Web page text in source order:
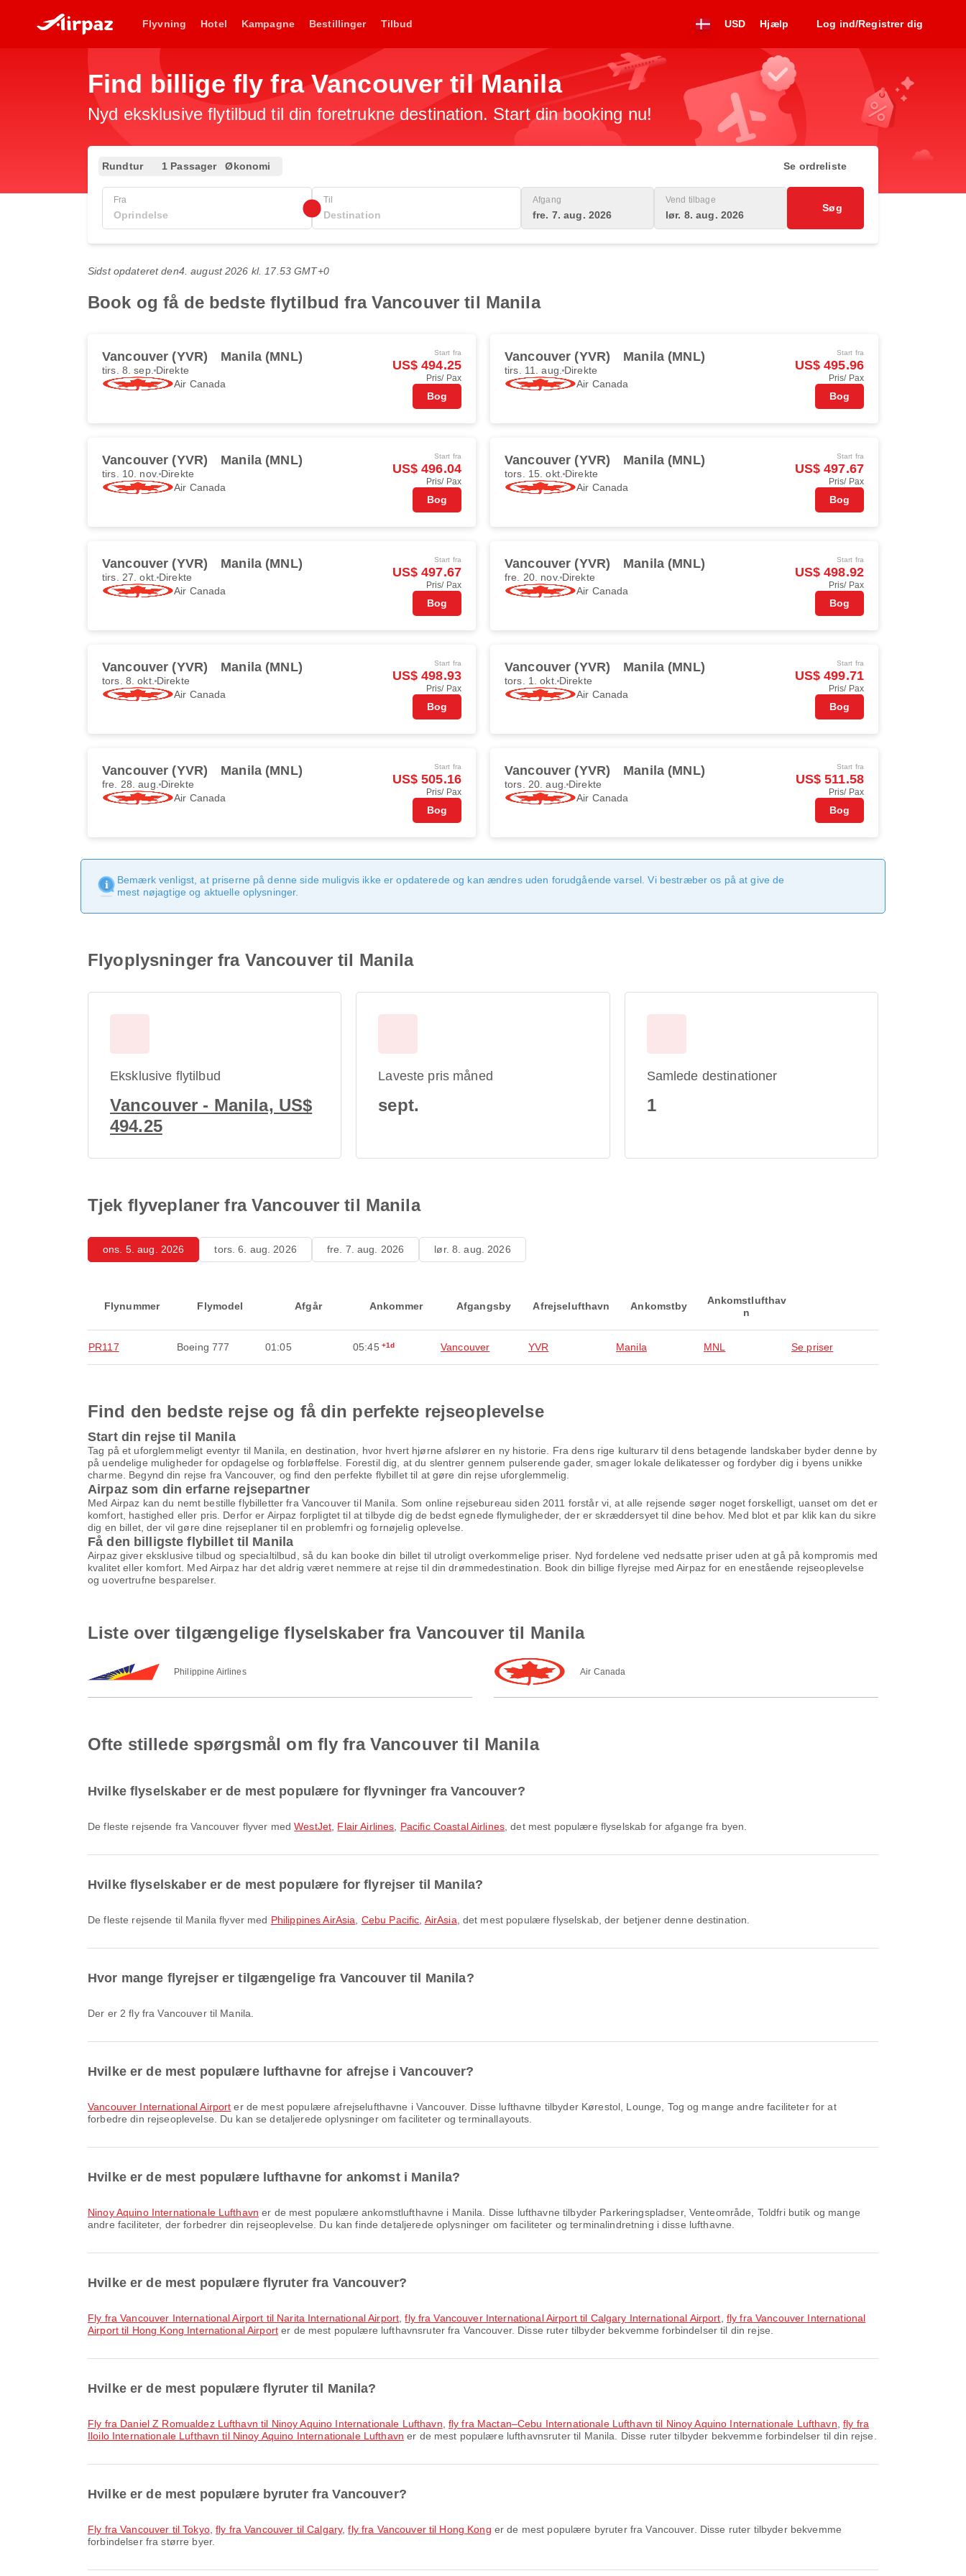
Flyvning Hotel Kampagne Bestillinger Tilbud USD Hjælp Log ind/Registrer dig
Find billige fly fra Vancouver til Manila
Nyd eksklusive flytilbud til din foretrukne destination. Start din booking nu!
Rundtur 1 Passager Økonomi Se ordreliste
Fra Til Afgang
fre. 7. aug. 2026
Vend tilbage
lør. 8. aug. 2026
Søg
Sidst opdateret den4. august 2026 kl. 17.53 GMT+0
Book og få de bedste flytilbud fra Vancouver til Manila
Vancouver (YVR) Manila (MNL)
tirs. 8. sep. Direkte
Air Canada
Start fra
US$ 494.25
Pris/ Pax
Bog
Vancouver (YVR) Manila (MNL)
tirs. 11. aug. Direkte
Air Canada
Start fra
US$ 495.96
Pris/ Pax
Bog
Vancouver (YVR) Manila (MNL)
tirs. 10. nov. Direkte
Air Canada
Start fra
US$ 496.04
Pris/ Pax
Bog
Vancouver (YVR) Manila (MNL)
tors. 15. okt. Direkte
Air Canada
Start fra
US$ 497.67
Pris/ Pax
Bog
Vancouver (YVR) Manila (MNL)
tirs. 27. okt. Direkte
Air Canada
Start fra
US$ 497.67
Pris/ Pax
Bog
Vancouver (YVR) Manila (MNL)
fre. 20. nov. Direkte
Air Canada
Start fra
US$ 498.92
Pris/ Pax
Bog
Vancouver (YVR) Manila (MNL)
tors. 8. okt. Direkte
Air Canada
Start fra
US$ 498.93
Pris/ Pax
Bog
Vancouver (YVR) Manila (MNL)
tors. 1. okt. Direkte
Air Canada
Start fra
US$ 499.71
Pris/ Pax
Bog
Vancouver (YVR) Manila (MNL)
fre. 28. aug. Direkte
Air Canada
Start fra
US$ 505.16
Pris/ Pax
Bog
Vancouver (YVR) Manila (MNL)
tors. 20. aug. Direkte
Air Canada
Start fra
US$ 511.58
Pris/ Pax
Bog
Bemærk venligst, at priserne på denne side muligvis ikke er opdaterede og kan ændres uden forudgående varsel. Vi bestræber os på at give de
mest nøjagtige og aktuelle oplysninger.
Flyoplysninger fra Vancouver til Manila
Eksklusive flytilbud
Vancouver - Manila, US$
494.25
Laveste pris måned
sept.
Samlede destinationer
1
Tjek flyveplaner fra Vancouver til Manila
ons. 5. aug. 2026 tors. 6. aug. 2026 fre. 7. aug. 2026 lør. 8. aug. 2026
Flynummer Flymodel Afgår Ankommer Afgangsby Afrejselufthavn Ankomstby
Ankomstlufthav
n
PR117 Boeing 777 01:05 05:45 +1d Vancouver YVR Manila MNL Se priser
Find den bedste rejse og få din perfekte rejseoplevelse
Start din rejse til Manila
Tag på et uforglemmeligt eventyr til Manila, en destination, hvor hvert hjørne afslører en ny historie. Fra dens rige kulturarv til dens betagende landskaber byder denne by
på uendelige muligheder for opdagelse og forbløffelse. Forestil dig, at du slentrer gennem pulserende gader, smager lokale delikatesser og fordyber dig i byens unikke
charme. Begynd din rejse fra Vancouver, og find den perfekte flybillet til at gøre din rejse uforglemmelig.
Airpaz som din erfarne rejsepartner
Med Airpaz kan du nemt bestille flybilletter fra Vancouver til Manila. Som online rejsebureau siden 2011 forstår vi, at alle rejsende søger noget forskelligt, uanset om det er
komfort, hastighed eller pris. Derfor er Airpaz forpligtet til at tilbyde dig de bedst egnede flymuligheder, der er skræddersyet til dine behov. Med blot et par klik kan du sikre
dig en billet, der vil gøre dine rejseplaner til en problemfri og fornøjelig oplevelse.
Få den billigste flybillet til Manila
Airpaz giver eksklusive tilbud og specialtilbud, så du kan booke din billet til utroligt overkommelige priser. Nyd fordelene ved nedsatte priser uden at gå på kompromis med
kvalitet eller komfort. Med Airpaz har det aldrig været nemmere at rejse til din drømmedestination. Book din billige flyrejse med Airpaz for en enestående rejseoplevelse
og uovertrufne besparelser.
Liste over tilgængelige flyselskaber fra Vancouver til Manila
Philippine Airlines Air Canada
Ofte stillede spørgsmål om fly fra Vancouver til Manila
Hvilke flyselskaber er de mest populære for flyvninger fra Vancouver?
De fleste rejsende fra Vancouver flyver medWestJet Flair Airlines Pacific Coastal Airlines , det mest populære flyselskab for afgange fra byen.
Hvilke flyselskaber er de mest populære for flyrejser til Manila?
De fleste rejsende til Manila flyver med Philippines AirAsia Cebu Pacific AirAsia , det mest populære flyselskab, der betjener denne destination.
Hvor mange flyrejser er tilgængelige fra Vancouver til Manila?
Der er 2 fly fra Vancouver til Manila.
Hvilke er de mest populære lufthavne for afrejse i Vancouver?
Vancouver International Airport er de mest populære afrejselufthavne i Vancouver. Disse lufthavne tilbyder Kørestol, Lounge, Tog og mange andre faciliteter for at
forbedre din rejseoplevelse. Du kan se detaljerede oplysninger om faciliteter og terminallayouts.
Hvilke er de mest populære lufthavne for ankomst i Manila?
Ninoy Aquino Internationale Lufthavn er de mest populære ankomstlufthavne i Manila. Disse lufthavne tilbyder Parkeringspladser, Venteområde, Toldfri butik og mange
andre faciliteter, der forbedrer din rejseoplevelse. Du kan finde detaljerede oplysninger om faciliteter og terminalindretning i disse lufthavne.
Hvilke er de mest populære flyruter fra Vancouver?
fly fra Vancouver International Airport til Narita International Airport ,fly fra Vancouver International Airport til Calgary International Airport fly fra Vancouver International
Airport til Hong Kong International Airport er de mest populære lufthavnsruter fra Vancouver. Disse ruter tilbyder bekvemme forbindelser til din rejse.
Hvilke er de mest populære flyruter til Manila?
fly fra Daniel Z Romualdez Lufthavn til Ninoy Aquino Internationale Lufthavn fly fra Mactan–Cebu Internationale Lufthavn til Ninoy Aquino Internationale Lufthavn fly fra
Iloilo Internationale Lufthavn til Ninoy Aquino Internationale Lufthavn er de mest populære lufthavnsruter til Manila. Disse ruter tilbyder bekvemme forbindelser til din rejse.
Hvilke er de mest populære byruter fra Vancouver?
fly fra Vancouver til Tokyo,fly fra Vancouver til Calgary,fly fra Vancouver til Hong Kong er de mest populære byruter fra Vancouver. Disse ruter tilbyder bekvemme
forbindelser fra større byer.